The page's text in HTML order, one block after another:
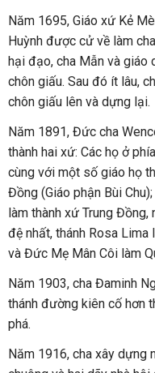
Năm 1695, Giáo xứ Kẻ
Huỳnh được cử về làm
hại đạo, cha Mẫn và giáo
chôn giấu. Sau đó ít lâu,
chôn giấu lên và dựng lại.
Năm 1891, Đức cha
thành hai xứ: Các họ ở
cùng với một số giáo họ
Đồng (Giáo phận Bùi
làm thành xứ Trung Đồng,
đệ nhất, thánh Rosa Lima
và Đức Mẹ Mân Côi làm
Năm 1903, cha Đaminh
thánh đường kiên cố hơn
phá.
Năm 1916, cha xây dựng